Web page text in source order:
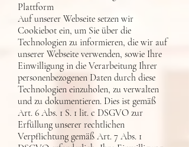
Plattform
Auf unserer Webseite setzen wir
Cookiebot ein, um Sie über die
Technologien zu informieren, die wir auf
unserer Webseite verwenden, sowie Ihre
Einwilligung in die Verarbeitung Ihrer
personenbezogenen Daten durch diese
Technologien einzuholen, zu verwalten
und zu dokumentieren. Dies ist gemäß
Art. 6 Abs. 1 S. 1 lit. c DSGVO zur
Erfüllung unserer rechtlichen
Verpflichtung gemäß Art. 7 Abs. 1